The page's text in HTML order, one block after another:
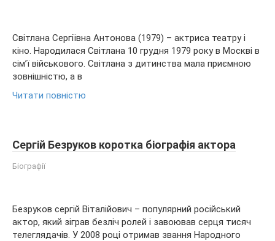
Світлана Сергіївна Антонова (1979) – актриса театру і
кіно. Народилася Світлана 10 грудня 1979 року в Москві в
сім’ї військового. Світлана з дитинства мала приємною
зовнішністю, а в
Читати повністю
Сергій Безруков коротка біографія актора
Біографії
Безруков сергій Віталійович – популярний російський
актор, який зіграв безліч ролей і завоював серця тисяч
телеглядачів. У 2008 році отримав звання Народного